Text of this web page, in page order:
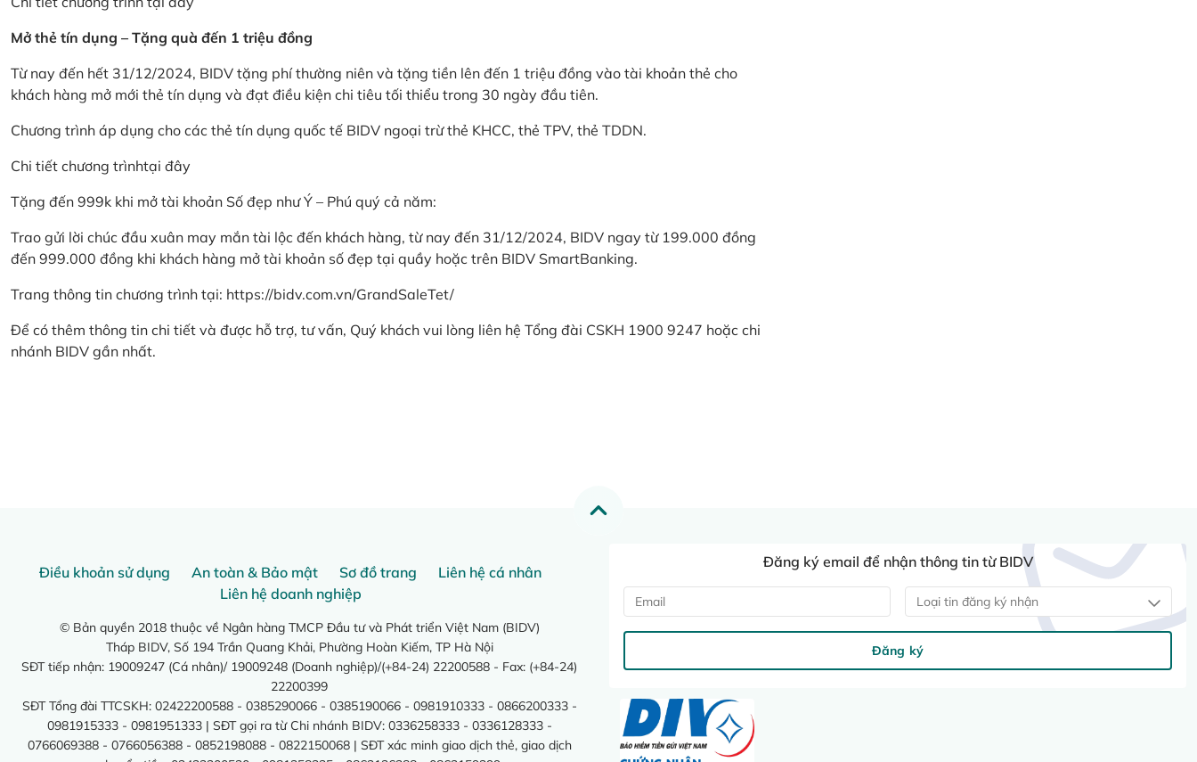
Mở thẻ tín dụng – Tặng quà đến 1 triệu đồng
Từ nay đến hết 31/12/2024, BIDV tặng phí thường niên và tặng tiền lên đến 1 triệu đồng vào tài khoản thẻ cho
khách hàng mở mới thẻ tín dụng và đạt điều kiện chi tiêu tối thiểu trong 30 ngày đầu tiên.
Chương trình áp dụng cho các thẻ tín dụng quốc tế BIDV ngoại trừ thẻ KHCC, thẻ TPV, thẻ TDDN.
Chi tiết chương trìnhtại đây
Tặng đến 999k khi mở tài khoản Số đẹp như Ý – Phú quý cả năm:
Trao gửi lời chúc đầu xuân may mắn tài lộc đến khách hàng, từ nay đến 31/12/2024, BIDV ngay từ 199.000 đồng
đến 999.000 đồng khi khách hàng mở tài khoản số đẹp tại quầy hoặc trên BIDV SmartBanking.
Trang thông tin chương trình tại: https://bidv.com.vn/GrandSaleTet/
Để có thêm thông tin chi tiết và được hỗ trợ, tư vấn, Quý khách vui lòng liên hệ Tổng đài CSKH 1900 9247 hoặc chi
nhánh BIDV gần nhất.
Điều khoản sử dụng An toàn & Bảo mật Sơ đồ trang
Liên hệ cá nhân
Liên hệ doanh nghiệp
© Bản quyền 2018 thuộc về Ngân hàng TMCP Đầu tư và Phát triển Việt Nam (BIDV)
Tháp BIDV, Số 194 Trần Quang Khải, Phường Hoàn Kiếm, TP Hà Nội
SĐT tiếp nhận: 19009247 (Cá nhân)/ 19009248 (Doanh nghiệp)/(+84-24) 22200588 - Fax: (+84-24)
22200399
SĐT Tổng đài TTCSKH: 02422200588 - 0385290066 - 0385190066 - 0981910333 - 0866200333 -
0981915333 - 0981951333 | SĐT gọi ra từ Chi nhánh BIDV: 0336258333 - 0336128333 -
0766069388 - 0766056388 - 0852198088 - 0822150068 | SĐT xác minh giao dịch thẻ, giao dịch
Đăng ký email để nhận thông tin từ BIDV
Loại tin đăng ký nhận
Đăng ký